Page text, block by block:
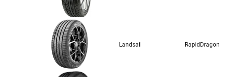
Landsail RapidDragon